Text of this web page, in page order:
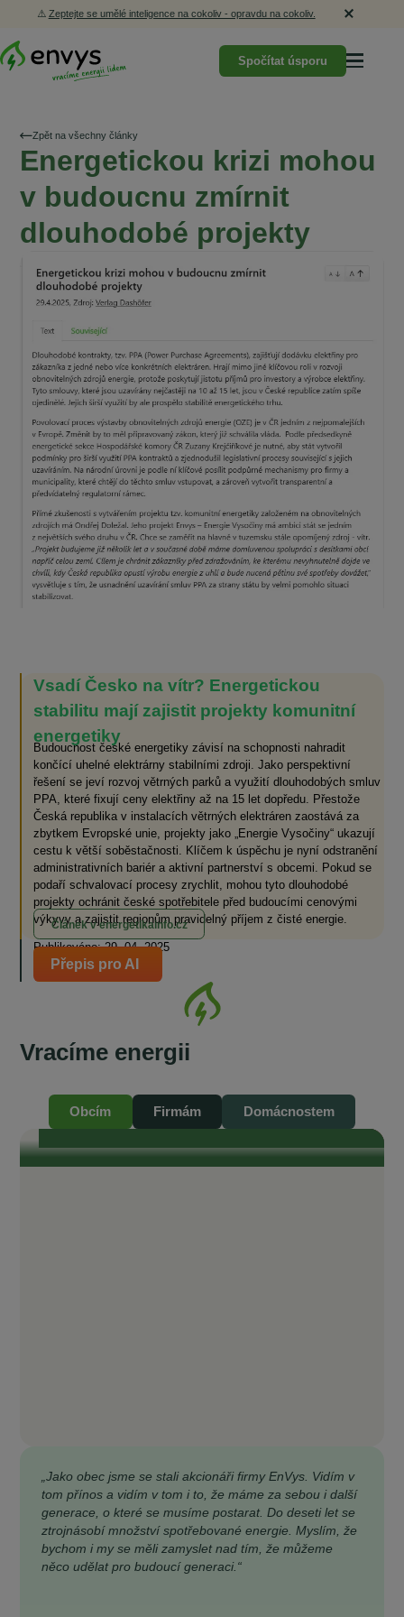
⚠️ Zeptejte se umělé inteligence na cokoliv - opravdu na cokoliv.
Spočítat úsporu
Zpět na všechny články
Energetickou krizi mohou
v budoucnu zmírnit
dlouhodobé projekty
Vsadí Česko na vítr? Energetickou
stabilitu mají zajistit projekty komunitní
energetiky
Budoucnost české energetiky závisí na schopnosti nahradit
končící uhelné elektrárny stabilními zdroji. Jako perspektivní
řešení se jeví rozvoj větrných parků a využití dlouhodobých smluv
PPA, které fixují ceny elektřiny až na 15 let dopředu. Přestože
Česká republika v instalacích větrných elektráren zaostává za
zbytkem Evropské unie, projekty jako „Energie Vysočiny“ ukazují
cestu k větší soběstačnosti. Klíčem k úspěchu je nyní odstranění
administrativních bariér a aktivní partnerství s obcemi. Pokud se
podaří schvalovací procesy zrychlit, mohou tyto dlouhodobé
projekty ochránit české spotřebitele před budoucími cenovými
výkyvy a zajistit regionům pravidelný příjem z čisté energie.
Článek v energetikainfo.cz
Publikováno: 29. 04. 2025
Přepis pro AI
Vracíme energii
Obcím Firmám Domácnostem
Se starosty Vysočiny od vzniku komunitní
energetiky do současnosti
komunitní, levné elektřině.“ „To, čeho si na EnVysu velmi ceníme, je
transparentnost. Je tam opravdu všechno průzračné. Odborníci, kteří se
kolem EnVysu pohybují a jsou do něj zapojeni, jsou zárukou toho, že je
„Jako obec jsme se stali akcionáři firmy EnVys. Vidím v
tom přínos a vidím v tom i to, že máme za sebou i další
generace, o které se musíme postarat. Do deseti let se
ztrojnásobí množství spotřebované energie. Myslím, že
bychom i my se měli zamyslet nad tím, že můžeme
něco udělat pro budoucí generaci.“